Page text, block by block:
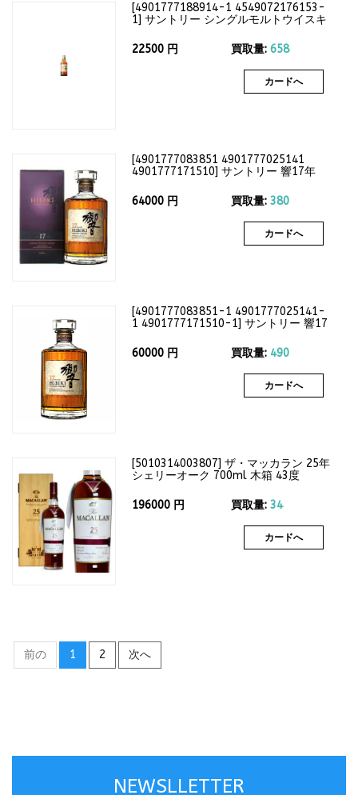
[4901777188914-1 4549072176153-
1] サントリー シングルモルトウイスキ
22500 円 買取量: 658
カードへ
[4901777083851 4901777025141
4901777171510] サントリー 響17年
64000 円 買取量: 380
カードへ
[4901777083851-1 4901777025141-
1 4901777171510-1] サントリー 響17
60000 円 買取量: 490
カードへ
[5010314003807] ザ・マッカラン 25年
シェリーオーク 700ml 木箱 43度
196000 円 買取量: 34
カードへ
前の 1 2 次へ
NEWSLLETTER